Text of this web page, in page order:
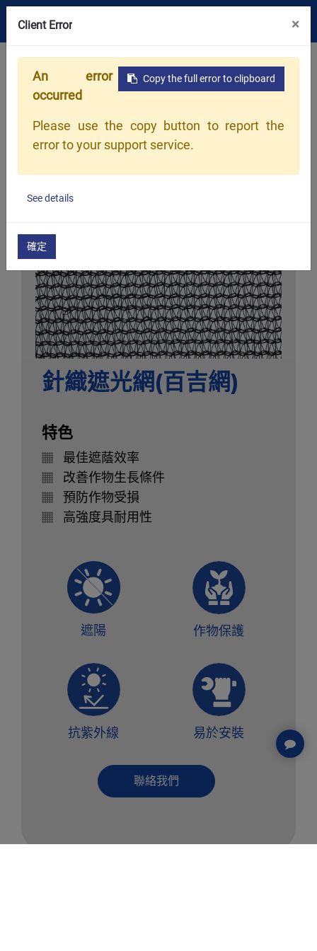
針織遮光網(百吉網)
特色
最佳遮蔭效率
改善作物生長條件
預防作物受損
高強度具耐用性
遮陽 作物保護
抗紫外線 易於安裝
聯絡我們
Client Error ×
Copy the full error to clipboard
An error
occurred
Please use the copy button to report the
error to your support service.
See details
確定